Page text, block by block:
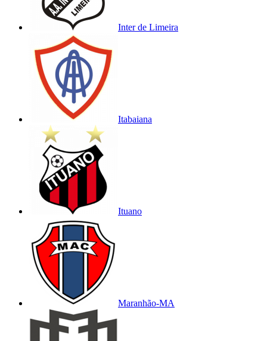
Inter de Limeira
Itabaiana
Ituano
Maranhão-MA